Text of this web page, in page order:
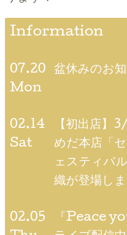
Information
07.20
Mon
盆休みのお
02.14
Sat
【初出店】
めだ本店「
ェスティバ
織が登場しま
02.05
『Peace